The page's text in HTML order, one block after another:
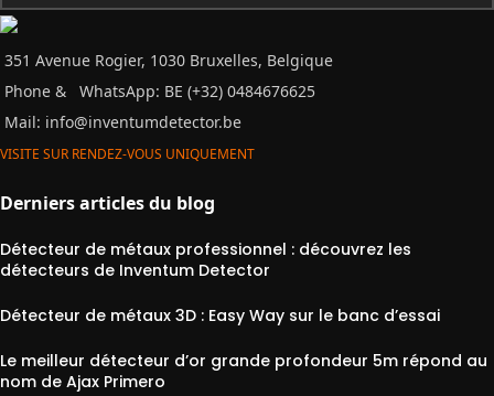
351 Avenue Rogier, 1030 Bruxelles, Belgique
Phone &
WhatsApp: BE (+32) 0484676625
Mail: info@inventumdetector.be
VISITE SUR RENDEZ-VOUS UNIQUEMENT
Derniers articles du blog
Détecteur de métaux professionnel : découvrez les
détecteurs de Inventum Detector
Détecteur de métaux 3D : Easy Way sur le banc d’essai
Le meilleur détecteur d’or grande profondeur 5m répond au
nom de Ajax Primero